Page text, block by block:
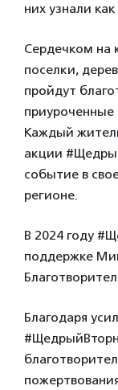
них узнали
Сердечком на
поселки,
пройдут
приуроченные
Каждый
акции
событие в
регионе.
В 2024 году
поддержке
Благодаря